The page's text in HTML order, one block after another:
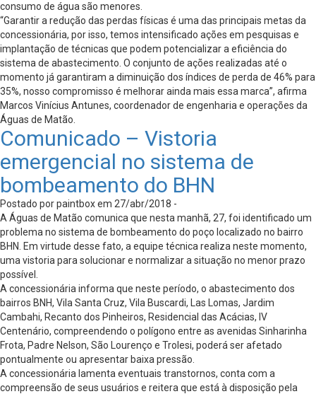
consumo de água são menores.
“Garantir a redução das perdas físicas é uma das principais metas da
concessionária, por isso, temos intensificado ações em pesquisas e
implantação de técnicas que podem potencializar a eficiência do
sistema de abastecimento. O conjunto de ações realizadas até o
momento já garantiram a diminuição dos índices de perda de 46% para
35%, nosso compromisso é melhorar ainda mais essa marca”, afirma
Marcos Vinícius Antunes, coordenador de engenharia e operações da
Águas de Matão.
Comunicado – Vistoria
emergencial no sistema de
bombeamento do BHN
Postado por paintbox em 27/abr/2018 -
A Águas de Matão comunica que nesta manhã, 27, foi identificado um
problema no sistema de bombeamento do poço localizado no bairro
BHN. Em virtude desse fato, a equipe técnica realiza neste momento,
uma vistoria para solucionar e normalizar a situação no menor prazo
possível.
A concessionária informa que neste período, o abastecimento dos
bairros BNH, Vila Santa Cruz, Vila Buscardi, Las Lomas, Jardim
Cambahi, Recanto dos Pinheiros, Residencial das Acácias, IV
Centenário, compreendendo o polígono entre as avenidas Sinharinha
Frota, Padre Nelson, São Lourenço e Trolesi, poderá ser afetado
pontualmente ou apresentar baixa pressão.
A concessionária lamenta eventuais transtornos, conta com a
compreensão de seus usuários e reitera que está à disposição pela